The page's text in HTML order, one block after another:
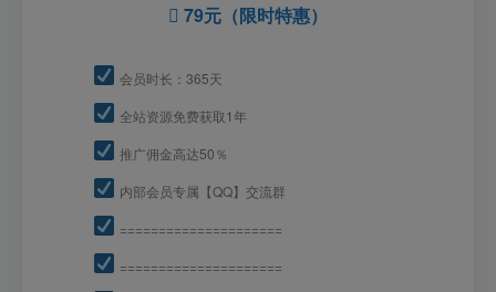
79元（限时特惠）
会员时长：365天
全站资源免费获取1年
推广佣金高达50％
内部会员专属【QQ】交流群
=====================
=====================